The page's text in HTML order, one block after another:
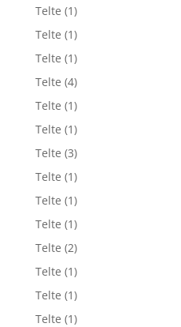
Telte (1)
Telte (1)
Telte (1)
Telte (4)
Telte (1)
Telte (1)
Telte (3)
Telte (1)
Telte (1)
Telte (1)
Telte (2)
Telte (1)
Telte (1)
Telte (1)